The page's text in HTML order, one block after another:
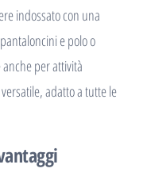
indossato con una
e polo o
per attività
adatto a tutte le